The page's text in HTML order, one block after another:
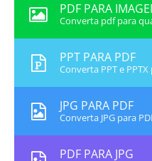
PDF PARA
Converta pdf para
PPT PARA PDF
Converta PPT e PPTX
JPG PARA PDF
Converta JPG para
PDF PARA JPG